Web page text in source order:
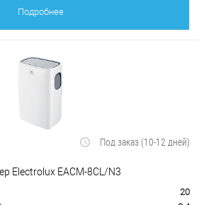
Подробнее
Под заказ (10-12 дней)
Electrolux EACM-8CL/N3
20